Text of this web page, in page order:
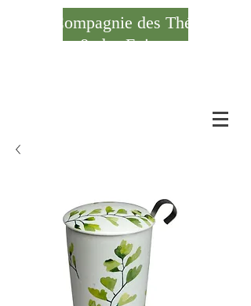
Compagnie des Thés
& des Epices